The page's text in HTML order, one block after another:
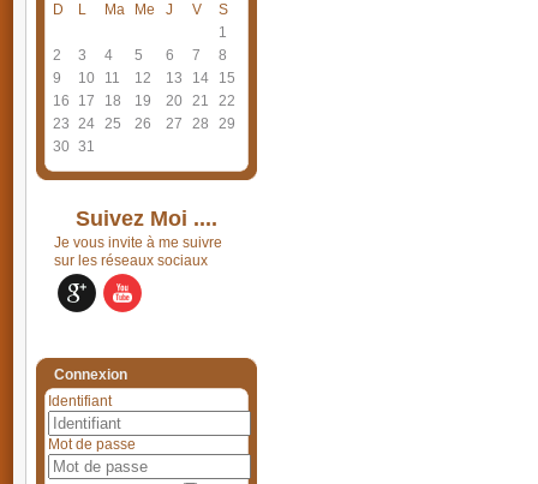
D
L Ma Me J V
S
1
2
3 4 5 6 7
8
9
10 11 12 13 14
15
16
17 18 19 20 21
22
23 24 25 26 27 28
29
30 31
Suivez Moi ....
Je vous invite à me suivre
sur les réseaux sociaux
Connexion
Identifiant
Mot de passe